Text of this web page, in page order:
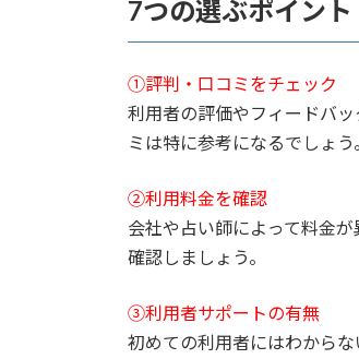
7つの選ぶポイント
①評判・口コミをチェック
利用者の評価やフィードバ
ミは特に参考になるでしょう
②利用料金を確認
会社や占い師によって料金
確認しましょう。
③利用者サポートの有無
初めての利用者にはわから